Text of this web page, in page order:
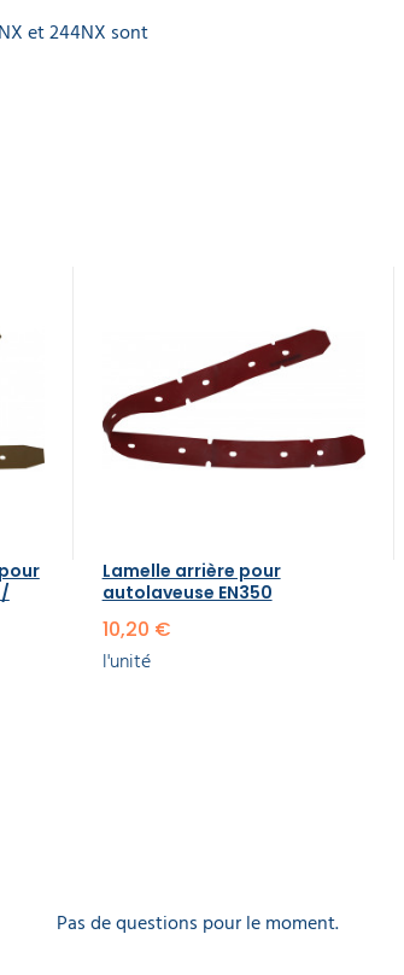
et 244NX sont
/
Lamelle arrière pour
autolaveuse EN350
10,20 €
l'unité
Pas de questions pour le moment.